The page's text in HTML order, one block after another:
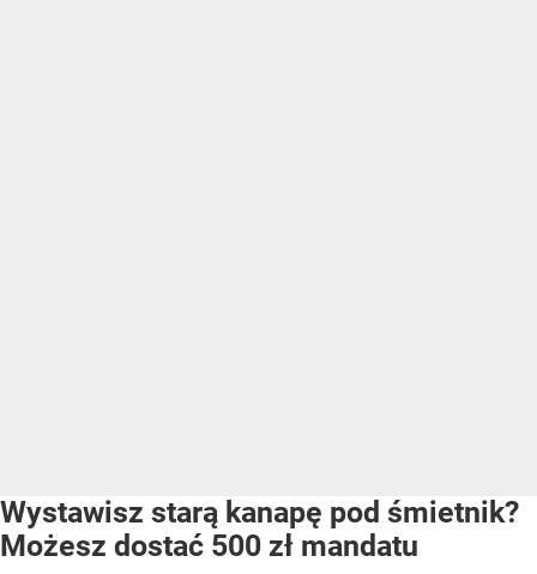
Wystawisz starą kanapę pod śmietnik?
Możesz dostać 500 zł mandatu